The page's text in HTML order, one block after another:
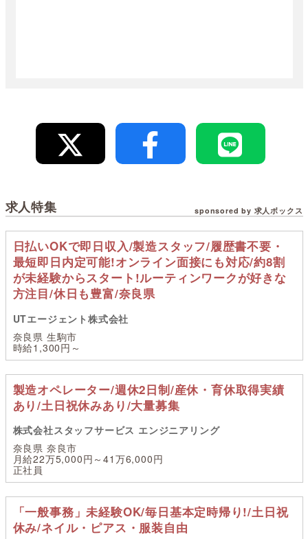
求人特集 sponsored by 求人ボックス
日払いOKで即日収入/製造スタッフ/履歴書不要・
最短即日内定可能!オンライン面接にも対応/約8割
が未経験からスタート!ルーティンワークが好きな
方注目/休日も豊富/奈良県
UTエージェント株式会社
奈良県 生駒市
時給1,300円～
製造オペレーター/週休2日制/産休・育休取得実績
あり/土日祝休みあり/大量募集
株式会社スタッフサービス エンジニアリング
奈良県 奈良市
月給22万5,000円～41万6,000円
正社員
「一般事務」未経験OK/毎日基本定時帰り!/土日祝
休み/ネイル・ピアス・服装自由